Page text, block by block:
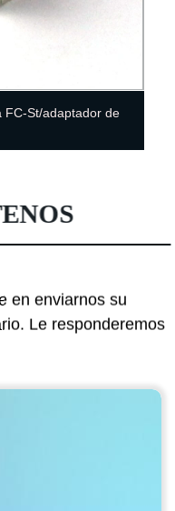
FC-St/adaptador de
en enviarnos su
Le responderemos